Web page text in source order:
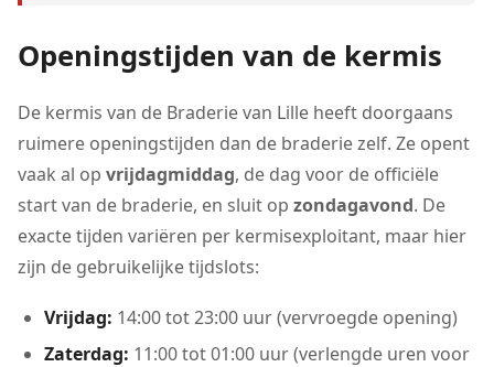
Openingstijden van de kermis
De kermis van de Braderie van Lille heeft doorgaans
ruimere openingstijden dan de braderie zelf. Ze opent
vaak al op vrijdagmiddag, de dag voor de officiële
start van de braderie, en sluit op zondagavond. De
exacte tijden variëren per kermisexploitant, maar hier
zijn de gebruikelijke tijdslots:
Vrijdag: 14:00 tot 23:00 uur (vervroegde opening)
Zaterdag: 11:00 tot 01:00 uur (verlengde uren voor